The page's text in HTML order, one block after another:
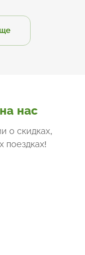
нас
о скидках,
поездках!